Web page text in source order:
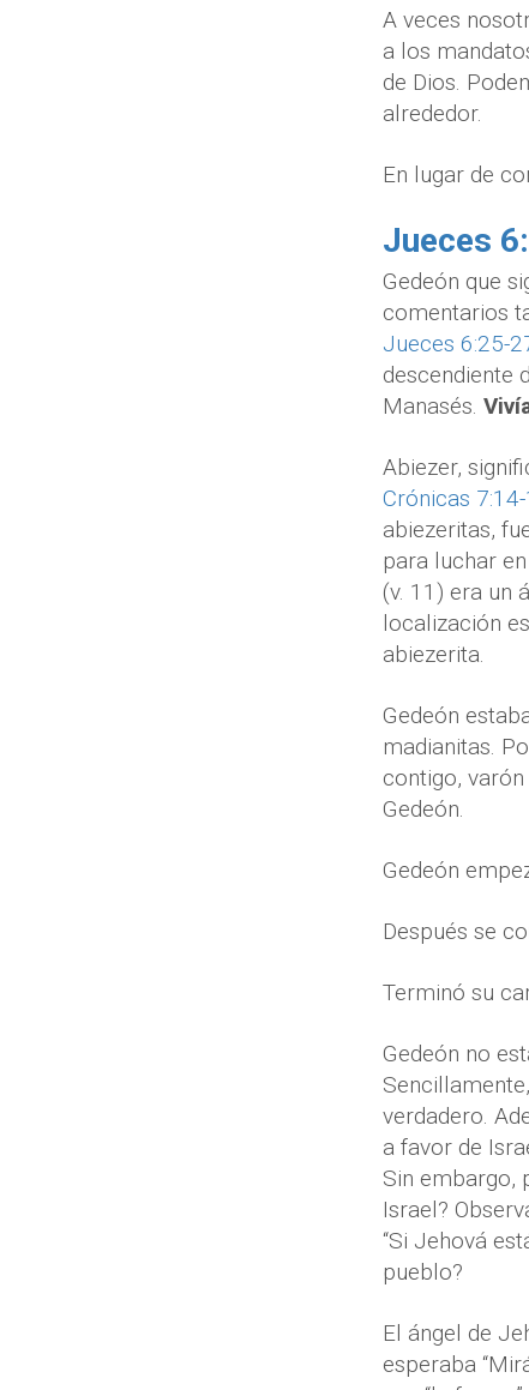
A veces
a los
de Dios.
alrededor.
En lugar de
Jueces
Gedeón que
comentarios
Jueces 6:25-
descendiente
Manasés.
Abiezer,
Crónicas
abiezeritas,
para luchar
(v. 11) era un
localización
abiezerita.
Gedeón
madianitas.
contigo,
Gedeón.
Gedeón
Después se
Terminó su
Gedeón no
verdadero.
a favor de
Sin embargo,
Israel?
“Si Jehová
pueblo?
El ángel de
esperaba